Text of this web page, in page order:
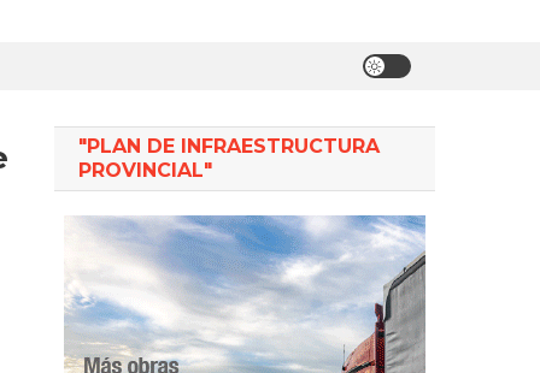
"PLAN DE INFRAESTRUCTURA
PROVINCIAL"